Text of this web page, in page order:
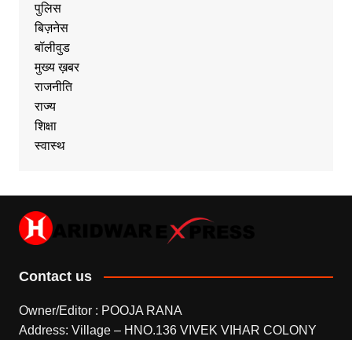
पुलिस
बिज़नेस
बॉलीवुड
मुख्य ख़बर
राजनीति
राज्य
शिक्षा
स्वास्थ
Contact us
Owner/Editor : POOJA RANA
Address: Village – HNO.136 VIVEK VIHAR COLONY